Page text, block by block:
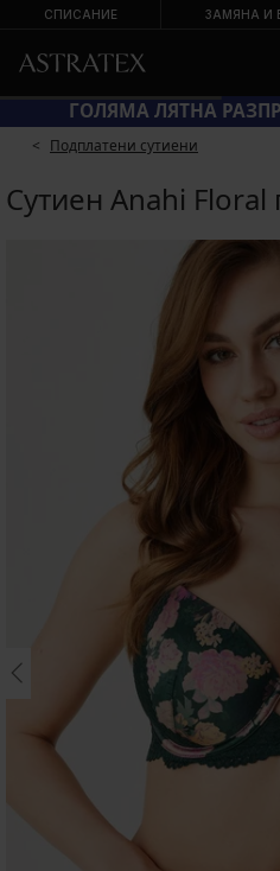
СПИСАНИЕ ЗАМЯНА И
ГОЛЯМА ЛЯТНА
Подплатени сутиени
Сутиен Anahi Floral